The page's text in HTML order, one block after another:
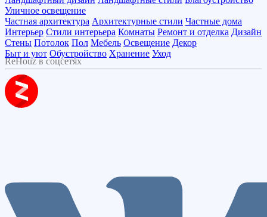
Уличное освещение
Частная архитектура Архитектурные стили Частные дома
Интерьер Стили интерьера Комнаты Ремонт и отделка Дизайн
Стены Потолок Пол Мебель Освещение Декор
Быт и уют Обустройство Хранение Уход
ReHouz в соцсетях